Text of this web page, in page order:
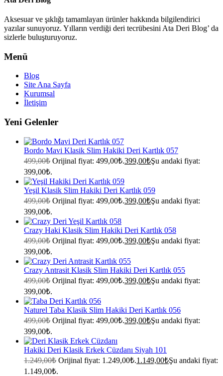
Aksesuar ve şıklığı tamamlayan ürünler hakkında bilgilendirici
yazılar sunuyoruz. Yılların verdiği deri tecrübesini Ata Deri Blog’ da
sizlerle buluşturuyoruz.
Menü
Blog
Site Ana Sayfa
Kurumsal
İletişim
Yeni Gelenler
Bordo Mavi Klasik Slim Hakiki Deri Kartlık 057
499,00₺ Orijinal fiyat: 499,00₺.399,00₺Şu andaki fiyat:
399,00₺.
Yeşil Klasik Slim Hakiki Deri Kartlık 059
499,00₺ Orijinal fiyat: 499,00₺.399,00₺Şu andaki fiyat:
399,00₺.
Crazy Haki Klasik Slim Hakiki Deri Kartlık 058
499,00₺ Orijinal fiyat: 499,00₺.399,00₺Şu andaki fiyat:
399,00₺.
Crazy Antrasit Klasik Slim Hakiki Deri Kartlık 055
499,00₺ Orijinal fiyat: 499,00₺.399,00₺Şu andaki fiyat:
399,00₺.
Naturel Taba Klasik Slim Hakiki Deri Kartlık 056
499,00₺ Orijinal fiyat: 499,00₺.399,00₺Şu andaki fiyat:
399,00₺.
Hakiki Deri Klasik Erkek Cüzdanı Siyah 101
1.249,00₺ Orijinal fiyat: 1.249,00₺.1.149,00₺Şu andaki fiyat:
1.149,00₺.